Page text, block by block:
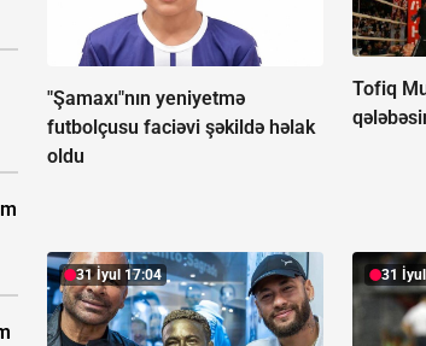
"Şamaxı"nın yeniyetmə
futbolçusu faciəvi şəkildə həlak
oldu
Tofiq
31 İyul 17:04 31